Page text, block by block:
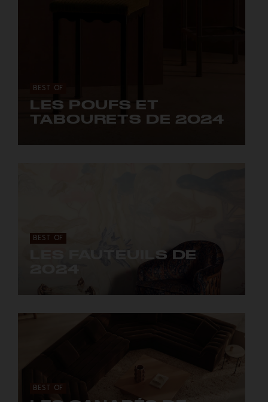
BEST OF
LES POUFS ET
TABOURETS DE 2024
BEST OF
LES FAUTEUILS DE
BEST OF